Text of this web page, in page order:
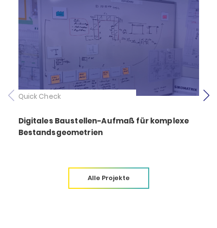
Quick Check
Digitales Baustellen-Aufmaß für komplexe
Bestandsgeometrien
Alle Projekte